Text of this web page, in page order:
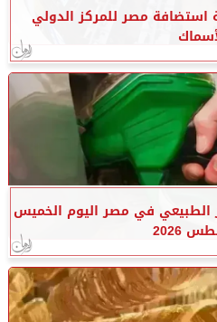
استضافة مصر للمركز الدولي
الطبيعي في مصر اليوم الخميس